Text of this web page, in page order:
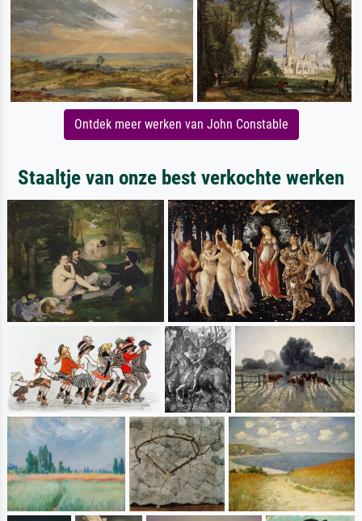
Ontdek meer werken van John Constable
Staaltje van onze best verkochte werken